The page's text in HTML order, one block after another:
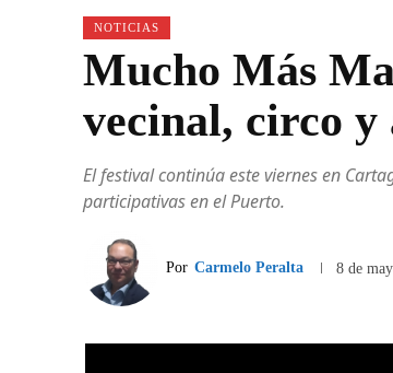
NOTICIAS
Mucho Más
vecinal, circo y
El festival continúa este viernes en
participativas en el Puerto.
Por Carmelo Peralta 8 de